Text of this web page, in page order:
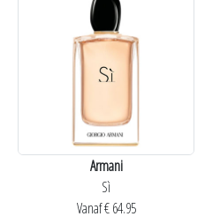
Armani
Sì
Vanaf € 64.95